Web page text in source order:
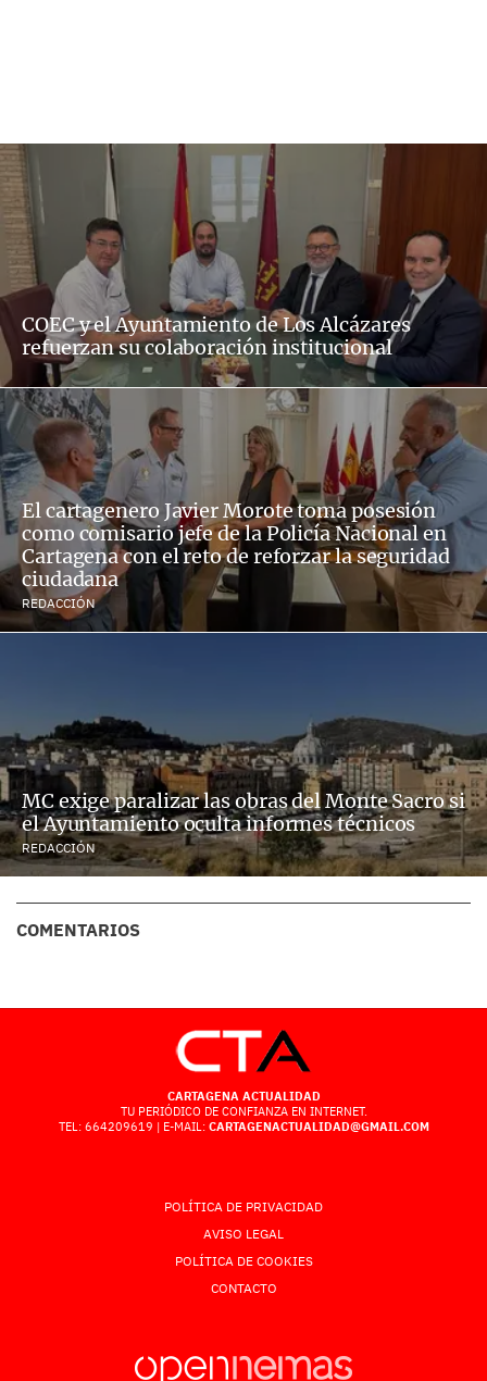
COEC y el Ayuntamiento de Los Alcázares
refuerzan su colaboración institucional
El cartagenero Javier Morote toma posesión
como comisario jefe de la Policía Nacional en
Cartagena con el reto de reforzar la seguridad
ciudadana
REDACCIÓN
MC exige paralizar las obras del Monte Sacro si
el Ayuntamiento oculta informes técnicos
REDACCIÓN
COMENTARIOS
CARTAGENA ACTUALIDAD
TU PERIÓDICO DE CONFIANZA EN INTERNET.
TEL: 664209619 | E-MAIL: CARTAGENACTUALIDAD@GMAIL.COM
POLÍTICA DE PRIVACIDAD
AVISO LEGAL
POLÍTICA DE COOKIES
CONTACTO